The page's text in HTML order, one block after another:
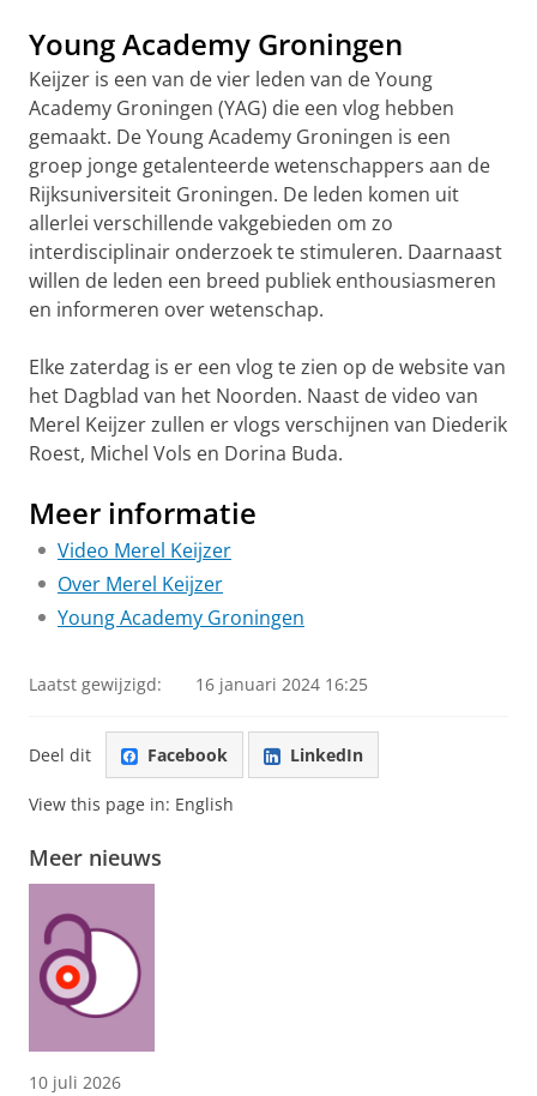
Young Academy Groningen
Keijzer is een van de vier leden van de Young
Academy Groningen (YAG) die een vlog hebben
gemaakt. De Young Academy Groningen is een
groep jonge getalenteerde wetenschappers aan de
Rijksuniversiteit Groningen. De leden komen uit
allerlei verschillende vakgebieden om zo
interdisciplinair onderzoek te stimuleren. Daarnaast
willen de leden een breed publiek enthousiasmeren
en informeren over wetenschap.
Elke zaterdag is er een vlog te zien op de website van
het Dagblad van het Noorden. Naast de video van
Merel Keijzer zullen er vlogs verschijnen van Diederik
Roest, Michel Vols en Dorina Buda.
Meer informatie
Video Merel Keijzer
Over Merel Keijzer
Young Academy Groningen
Laatst gewijzigd: 16 januari 2024 16:25
Deel dit Facebook LinkedIn
View this page in: English
Meer nieuws
10 juli 2026